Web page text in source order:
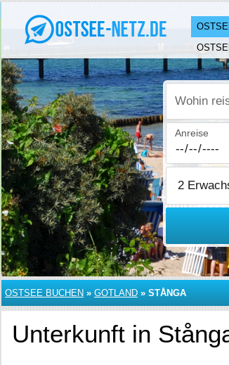
Wohin
Anreise
OSTSEE BUCHEN » GOTLAND » STÅNGA
Unterkunft in